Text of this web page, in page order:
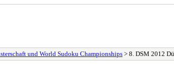
und World Sudoku Championships> 8. DSM 2012